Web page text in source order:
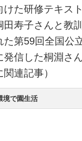
た研修テキス
寿子さんと教
第59回全国公
信した桐淵さ
連記事）
境で園生活